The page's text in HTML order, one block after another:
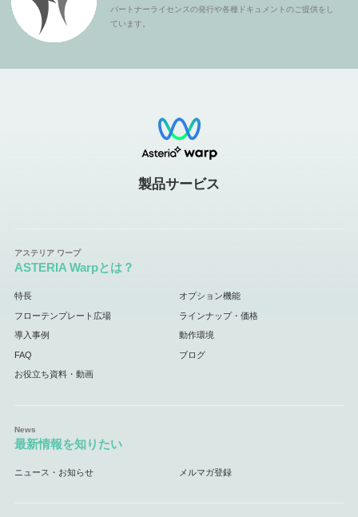
パートナーライセンスの発行や各種ドキュメントのご提供をし
ています。
製品サービス
ASTERIA Warpとは？
特長 オプション機能
フローテンプレート広場 ラインナップ・価格
導入事例 動作環境
FAQ ブログ
お役立ち資料・動画
最新情報を知りたい
ニュース・お知らせ メルマガ登録